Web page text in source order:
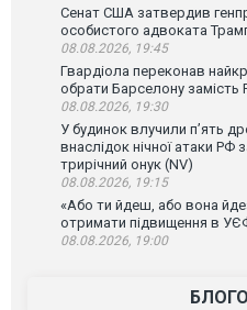
Сенат США затвердив
особистого адвоката
08.08.2026, 19:45
Гвардіола переконав
обрати Барселону замість
08.08.2026, 19:30
У будинок влучили п’ять
внаслідок нічної атаки РФ
трирічний онук (NV)
08.08.2026, 19:15
«Або ти йдеш, або вона
отримати підвищення в
08.08.2026, 19:00